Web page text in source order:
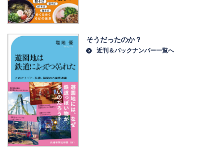
そうだったのか？
近刊＆バックナンバー一覧へ